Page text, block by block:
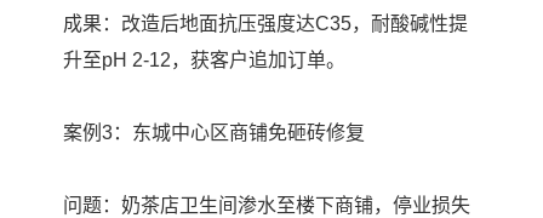
成果：改造后地面抗压强度达C35，耐酸碱性提
升至pH 2-12，获客户追加订单。
案例3：东城中心区商铺免砸砖修复
问题：奶茶店卫生间渗水至楼下商铺，停业损失